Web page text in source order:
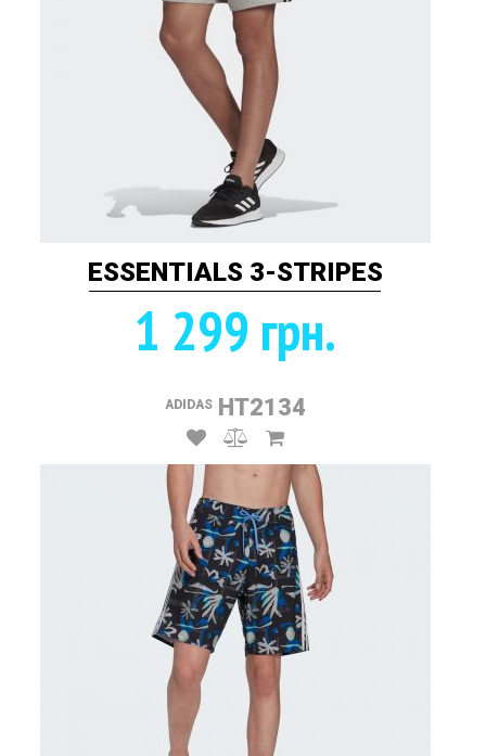
ESSENTIALS 3-STRIPES
1 299 грн.
ADIDAS HT2134